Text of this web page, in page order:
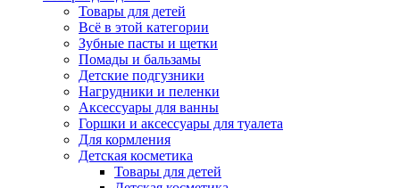
Товары для детей
Всё в этой категории
Зубные пасты и щетки
Помады и бальзамы
Детские подгузники
Нагрудники и пеленки
Аксессуары для ванны
Горшки и аксессуары для туалета
Для кормления
Детская косметика
Товары для детей